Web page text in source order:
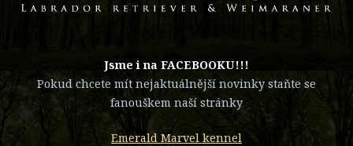
​Jsme i na FACEBOOKU!!!
Pokud chcete mít nejaktuálnější novinky staňte se
fanouškem naší stránky
Emerald Marvel kennel